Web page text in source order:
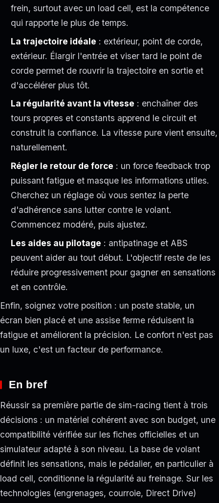
frein, surtout avec un load cell, est la compétence
qui rapporte le plus de temps.
La trajectoire idéale : extérieur, point de corde,
extérieur. Élargir l'entrée et viser tard le point de
corde permet de rouvrir la trajectoire en sortie et
d'accélérer plus tôt.
La régularité avant la vitesse : enchaîner des
tours propres et constants apprend le circuit et
construit la confiance. La vitesse pure vient ensuite,
naturellement.
Régler le retour de force : un force feedback trop
puissant fatigue et masque les informations utiles.
Cherchez un réglage où vous sentez la perte
d'adhérence sans lutter contre le volant.
Commencez modéré, puis ajustez.
Les aides au pilotage : antipatinage et ABS
peuvent aider au tout début. L'objectif reste de les
réduire progressivement pour gagner en sensations
et en contrôle.
Enfin, soignez votre position : un poste stable, un
écran bien placé et une assise ferme réduisent la
fatigue et améliorent la précision. Le confort n'est pas
un luxe, c'est un facteur de performance.
En bref
Réussir sa première partie de sim-racing tient à trois
décisions : un matériel cohérent avec son budget, une
compatibilité vérifiée sur les fiches officielles et un
simulateur adapté à son niveau. La base de volant
définit les sensations, mais le pédalier, en particulier à
load cell, conditionne la régularité au freinage. Sur les
technologies (engrenages, courroie, Direct Drive)